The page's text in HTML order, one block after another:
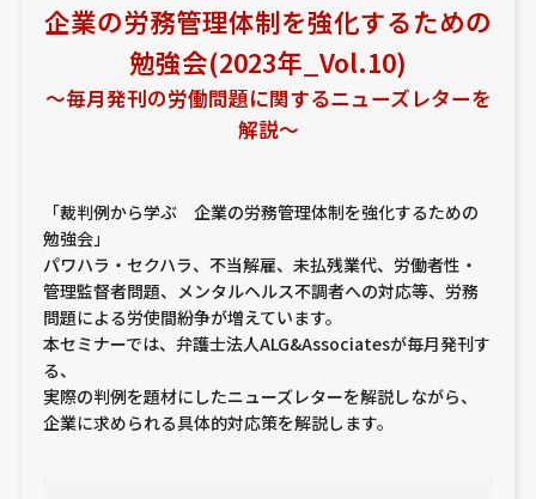
企業の労務管理体制を強化するための
勉強会(2023年_Vol.10)
～毎月発刊の労働問題に関するニューズレターを
解説～
「裁判例から学ぶ 企業の労務管理体制を強化するための
勉強会」
パワハラ・セクハラ、不当解雇、未払残業代、労働者性・
管理監督者問題、メンタルヘルス不調者への対応等、労務
問題による労使間紛争が増えています。
本セミナーでは、弁護士法人ALG&Associatesが毎月発刊す
る、
実際の判例を題材にしたニューズレターを解説しながら、
企業に求められる具体的対応策を解説します。